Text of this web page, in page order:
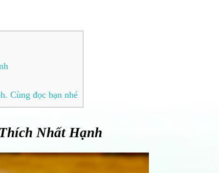
Cùng đọc bạn nhé
Nhất Hạnh